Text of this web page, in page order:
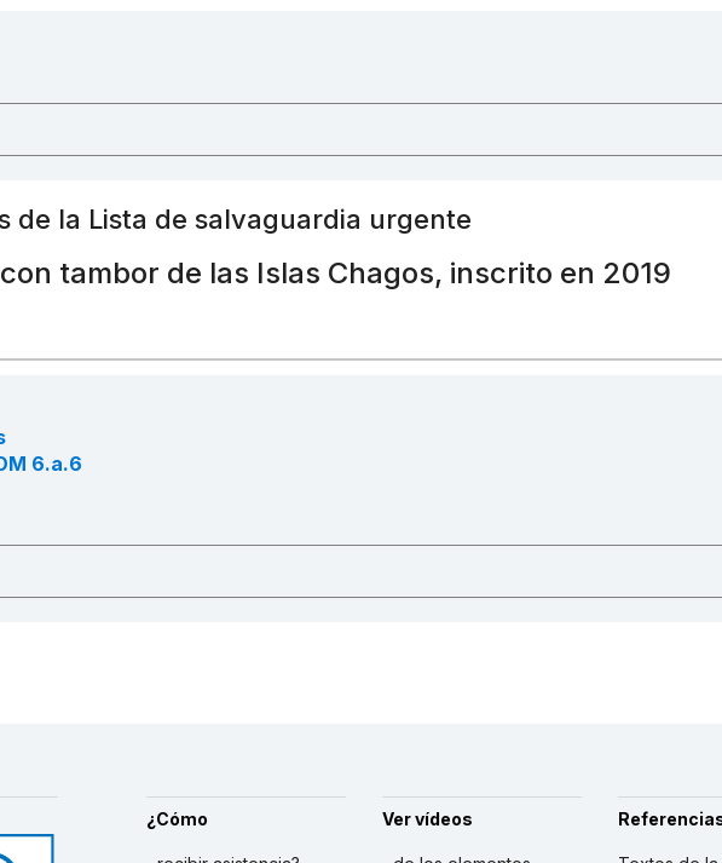
de la Lista de salvaguardia urgente
tambor de las Islas Chagos, inscrito en 2019
6.a.6
¿Cómo Ver vídeos